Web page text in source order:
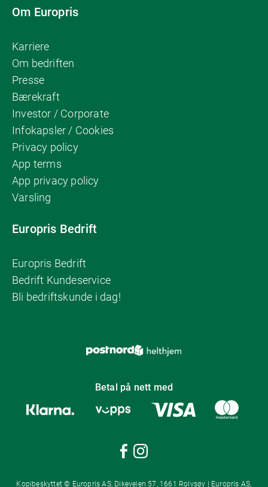
Om Europris
Karriere
Om bedriften
Presse
Bærekraft
Investor / Corporate
Infokapsler / Cookies
Privacy policy
App terms
App privacy policy
Varsling
Europris Bedrift
Europris Bedrift
Bedrift Kundeservice
Bli bedriftskunde i dag!
Betal på nett med
Kopibeskyttet © Europris AS, Dikeveien 57, 1661 Rolvsøy | Europris AS,